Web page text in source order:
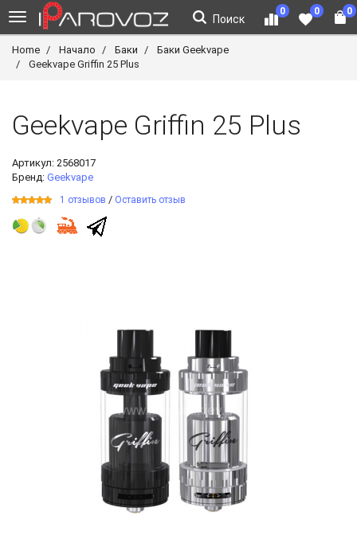
Поиск
0 0 0
Home Начало Баки
Баки Geekvape
Geekvape Griffin 25 Plus
Geekvape Griffin 25 Plus
Артикул: 2568017
Бренд: Geekvape
1 отзывов / Оставить отзыв